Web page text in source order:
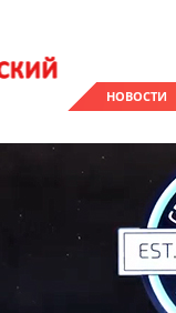
НОВОСТИ